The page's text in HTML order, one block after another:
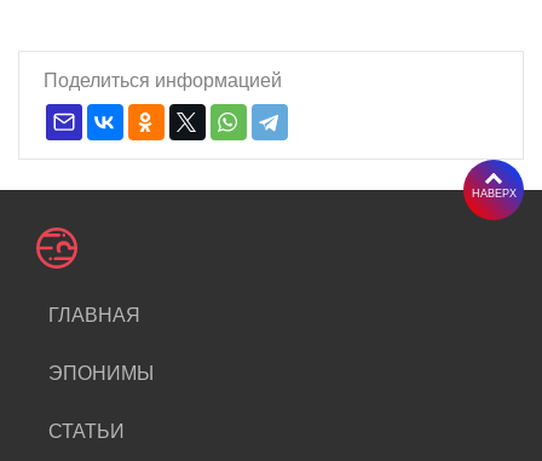
Поделиться информацией
ГЛАВНАЯ
ЭПОНИМЫ
СТАТЬИ
НАВЕРХ